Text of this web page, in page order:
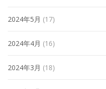
2024年5月 (17)
2024年4月 (16)
2024年3月 (18)